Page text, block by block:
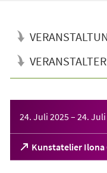
VERANSTALTER
24. Juli 2025– 24.
Kunstatelier Ilona
(Öffnet
in